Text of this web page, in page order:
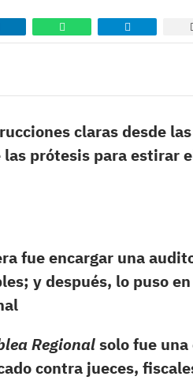
claras desde
prótesis para estirar
fue encargar una
y después, lo puso
Regionalsolo fue
contra jueces,